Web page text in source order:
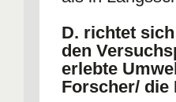
D. richtet
den
erlebte
Forscher/ die